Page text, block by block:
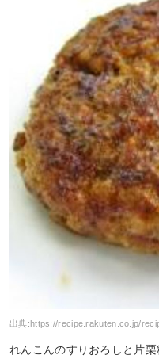
出典:https://recipe.rakuten.co.jp/
れんこんのすりおろしと片